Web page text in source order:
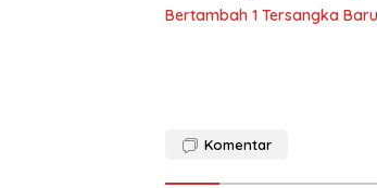
Bertambah 1 Tersangka
Komentar